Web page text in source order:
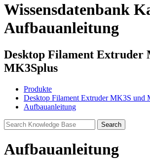
Wissensdatenbank
Aufbauanleitung
Desktop Filament Extruder
MK3Splus
Produkte
Desktop Filament Extruder MK3S und
Aufbauanleitung
Aufbauanleitung